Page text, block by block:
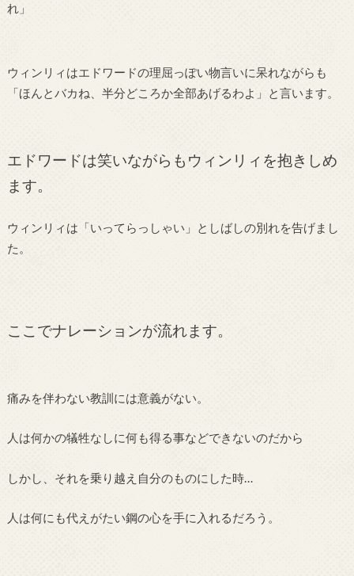
れ」
ウィンリィはエドワードの理屈っぽい物言いに呆れながらも
「ほんとバカね、半分どころか全部あげるわよ」と言います。
エドワードは笑いながらもウィンリィを抱きしめ
ます。
ウィンリィは「いってらっしゃい」としばしの別れを告げまし
た。
ここでナレーションが流れます。
痛みを伴わない教訓には意義がない。
人は何かの犠牲なしに何も得る事などできないのだから
しかし、それを乗り越え自分のものにした時…
人は何にも代えがたい鋼の心を手に入れるだろう。